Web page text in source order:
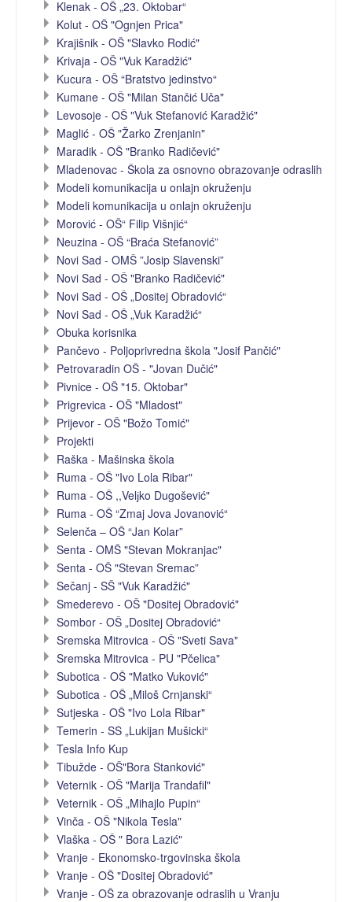
Klenak - OŠ „23. Oktobar“
Kolut - OŠ "Ognjen Prica"
Krajišnik - OŠ "Slavko Rodić"
Krivaja - OŠ "Vuk Karadžić"
Kucura - OŠ “Bratstvo jedinstvo“
Kumane - OŠ "Milan Stančić Uča"
Levosoje - OŠ "Vuk Stefanović Karadžić"
Maglić - OŠ "Žarko Zrenjanin"
Maradik - OŠ "Branko Radičević"
Mladenovac - Škola za osnovno obrazovanje odraslih
Modeli komunikacija u onlajn okruženju
Modeli komunikacija u onlajn okruženju
Morović - OŠ“ Filip Višnjić“
Neuzina - OŠ “Braća Stefanović”
Novi Sad - OMŠ ”Josip Slavenski”
Novi Sad - OŠ "Branko Radičević"
Novi Sad - OŠ „Dositej Obradović“
Novi Sad - OŠ „Vuk Karadžić“
Obuka korisnika
Pančevo - Poljoprivredna škola "Josif Pančić"
Petrovaradin OŠ - "Jovan Dučić"
Pivnice - OŠ "15. Oktobar"
Prigrevica - OŠ "Mladost"
Prijevor - OŠ "Božo Tomić"
Projekti
Raška - Mašinska škola
Ruma - OŠ "Ivo Lola Ribar"
Ruma - OŠ ,,Velјko Dugošević"
Ruma - OŠ “Zmaj Jova Jovanović“
Selenča – OŠ “Jan Kolar”
Senta - OMŠ "Stevan Mokranjac"
Senta - OŠ "Stevan Sremac”
Sečanj - SŠ "Vuk Karadžić"
Smederevo - OŠ "Dositej Obradović"
Sombor - OŠ „Dositej Obradović“
Sremska Mitrovica - OŠ "Sveti Sava"
Sremska Mitrovica - PU "Pčelica"
Subotica - OŠ "Matko Vuković"
Subotica - OŠ „Miloš Crnjanski“
Sutjeska - OŠ "Ivo Lola Ribar"
Temerin - SS „Lukijan Mušicki“
Tesla Info Kup
Tibužde - OŠ"Bora Stanković"
Veternik - OŠ "Marija Trandafil"
Veternik - OŠ „Mihajlo Pupin“
Vinča - OŠ "Nikola Tesla"
Vlaška - OŠ " Bora Lazić"
Vranje - Ekonomsko-trgovinska škola
Vranje - OŠ "Dositej Obradović"
Vranje - OŠ za obrazovanje odraslih u Vranju